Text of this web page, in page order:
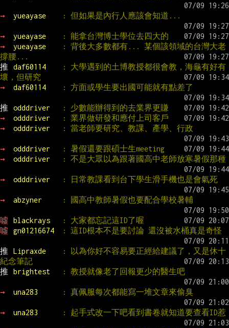
→ yueayase : 但如果是內行人應該會知道...
→ yueayase
: 能拿台灣博士學位去四大的
→
yueayase
: 背後大多數都有... 某個該領域的台灣大老
撐腰...
推
daf60114
: 大學遇到的土博教授都很會教，海龜有好有
壞，但研究
→
daf60114 : 方面或學生要出國可能就有點差了
推 odddriver
: 少數能辦得到的去業界更賺
→
odddriver
: 業界做研發和應付上司客戶
→
odddriver : 當老師要研究、教課、產學、行政
→ odddriver
: 暑假還要跟碩士生meeting
→
odddriver : 不是大眾以為跟著國高中老師放寒暑假那種
→ odddriver : 日常教課看到台下學生滑手機也是會氣死
→ abzyner : 國高中教師暑假也要配合學校暑輔
噓 blackrays
: 大家都忘記這ID了喔
噓
gn01216674 : 這ID根本不是要討論 還沒被水桶真是奇怪
推 Lipraxde
: 以為你好不容易要正經給建議了，又是休十
紀念筆記
推
brightest : 教授就像老了回報更少的醫生吧
→ una283 : 真佩服每次都能寫一堆文章來偷臭
→ una283 : 起手式改一下吧看到書卷就知道要查看ID惹